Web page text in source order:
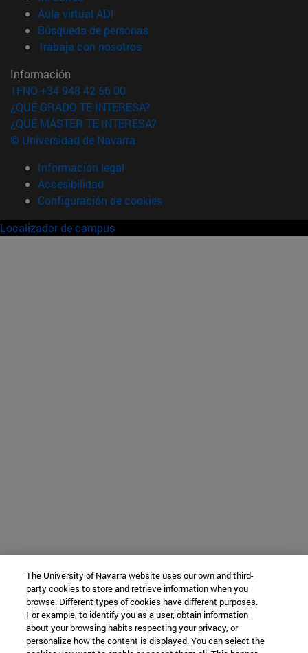
Aula virtual ADI
Búsqueda de personas(abre en nueva ventana)
Trabaja con nosotros(abre en nueva ventana)
Información
TFNO +34 948 42 56 00
¿QUÉ GRADO TE INTERESA?
¿QUÉ MÁSTER TE INTERESA?
© Universidad de Navarra
Información legal
Accesibilidad
Configuración de cookies
Localizador de campus
The University of Navarra website uses our own and third-
party cookies to store and retrieve information when you
browse. Different types of cookies have different purposes.
For example, to identify you as a user, obtain information
about your browsing habits respecting your privacy, or
personalize how the content is displayed. You can select the